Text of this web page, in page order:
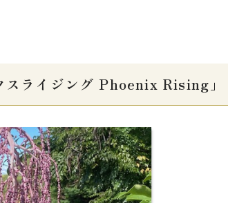
スライジング Phoenix Rising」